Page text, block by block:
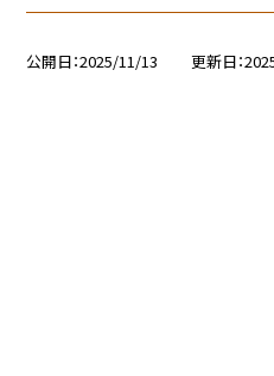
公開日 2025/11/13 更新日